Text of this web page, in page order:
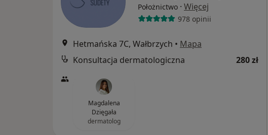
Położnictwo · Więcej
978 opinii
Hetmańska 7C, Wałbrzych • Mapa
Konsultacja dermatologiczna
280 zł
Magdalena
Dzięgała
dermatolog